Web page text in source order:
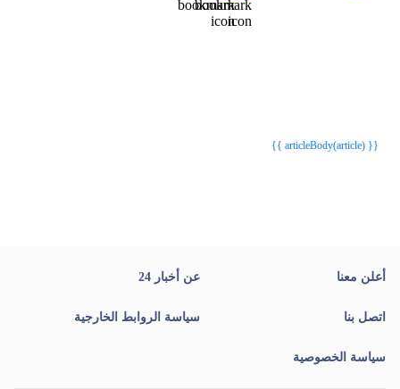
{{ articleBody(article) }}
أعلن معنا عن أخبار 24
اتصل بنا سياسة الروابط الخارجية
سياسة الخصوصية